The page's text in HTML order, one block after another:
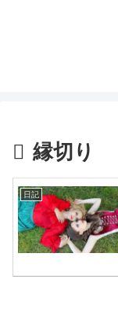
縁切り
日記